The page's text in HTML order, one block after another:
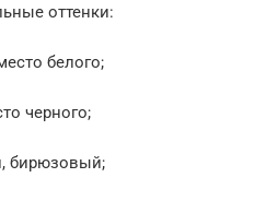
оттенки:
белого;
черного;
бирюзовый;